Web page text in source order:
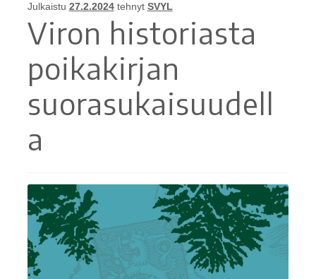
Muut
ALE!
Ajankohtaista
Ostoskori
Tilaus- ja sopimusehdot sekä tietosuojaseloste
Saavutettavuusseloste
Julkaistu 27.2.2024 tehnyt SVYL
Viron historiasta
poikakirjan
suorasukaisuudell
a